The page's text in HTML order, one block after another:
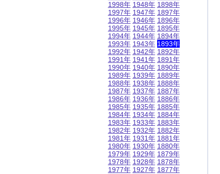
1998年
1997年
1996年
1995年
1994年
1993年
1992年
1991年
1990年
1989年
1988年
1987年
1986年
1985年
1984年
1983年
1982年
1981年
1980年
1979年
1978年
1977年
1948年
1947年
1946年
1945年
1944年
1943年
1942年
1941年
1940年
1939年
1938年
1937年
1936年
1935年
1934年
1933年
1932年
1931年
1930年
1929年
1928年
1927年
1898年
1897年
1896年
1895年
1894年
1893年
1892年
1891年
1890年
1889年
1888年
1887年
1886年
1885年
1884年
1883年
1882年
1881年
1880年
1879年
1878年
1877年